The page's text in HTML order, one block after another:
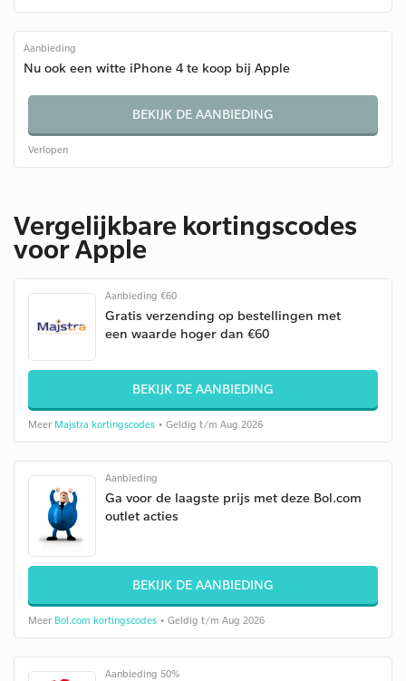
Aanbieding
Nu ook een witte iPhone 4 te koop bij Apple
BEKIJK DE AANBIEDING
Verlopen
Vergelijkbare kortingscodes
voor Apple
Aanbieding €60
Gratis verzending op bestellingen met
een waarde hoger dan €60
BEKIJK DE AANBIEDING
Meer Majstra kortingscodes • Geldig t/m Aug 2026
Aanbieding
Ga voor de laagste prijs met deze Bol.com
outlet acties
BEKIJK DE AANBIEDING
Meer Bol.com kortingscodes • Geldig t/m Aug 2026
Aanbieding 50%